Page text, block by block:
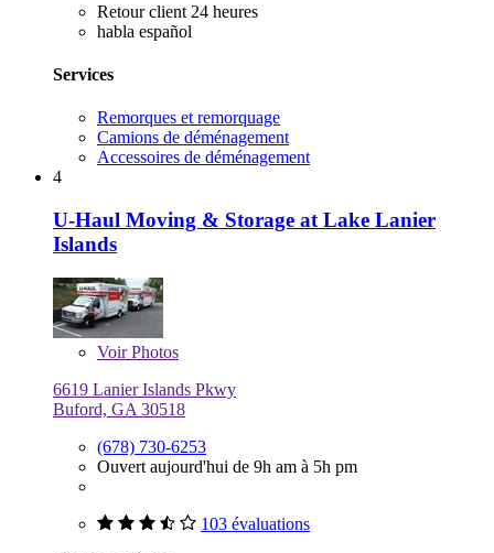
Retour client 24 heures
habla español
Services
Remorques et remorquage
Camions de déménagement
Accessoires de déménagement
4
U-Haul Moving & Storage at Lake Lanier
Islands
VoirPhotos
6619 Lanier Islands Pkwy
Buford, GA 30518
(678) 730-6253
Ouvert aujourd'hui de 9h am à 5h pm
103 évaluations